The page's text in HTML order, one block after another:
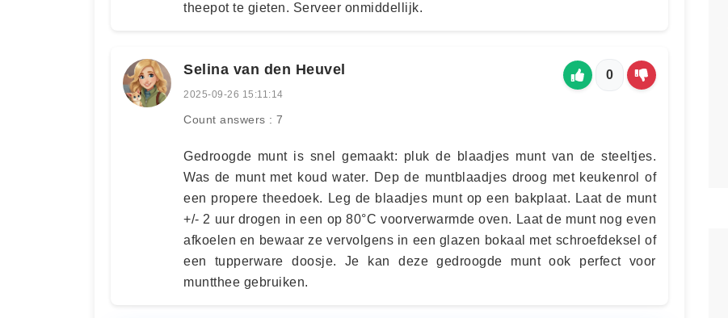
theepot te gieten. Serveer onmiddellijk.
Selina van den Heuvel
2025-09-26 15:11:14
Count answers : 7
0
Gedroogde munt is snel gemaakt: pluk de blaadjes munt van de steeltjes.
Was de munt met koud water. Dep de muntblaadjes droog met keukenrol of
een propere theedoek. Leg de blaadjes munt op een bakplaat. Laat de munt
+/- 2 uur drogen in een op 80°C voorverwarmde oven. Laat de munt nog even
afkoelen en bewaar ze vervolgens in een glazen bokaal met schroefdeksel of
een tupperware doosje. Je kan deze gedroogde munt ook perfect voor
muntthee gebruiken.